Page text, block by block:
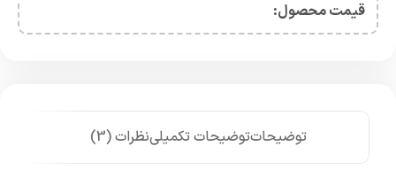
قیمت محصول:​
توضیحاتتوضیحات تکمیلینظرات (3)